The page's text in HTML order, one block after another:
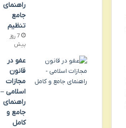
راهنمای
جامع
تنظیم
7 روز
پیش
عفو در
قانون
مجازات
اسلامی –
راهنمای
جامع و
کامل